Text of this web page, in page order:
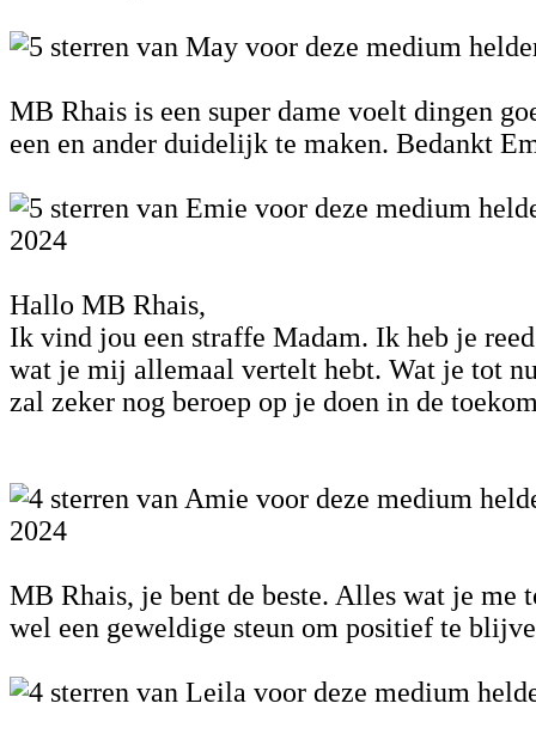
MB Rhais is een super dame voelt dingen
een en ander duidelijk te maken. Bedankt
2024
Hallo MB Rhais,
Ik vind jou een straffe Madam. Ik heb je
wat je mij allemaal vertelt hebt. Wat je tot
zal zeker nog beroep op je doen in de
2024
MB Rhais, je bent de beste. Alles wat je me
wel een geweldige steun om positief te